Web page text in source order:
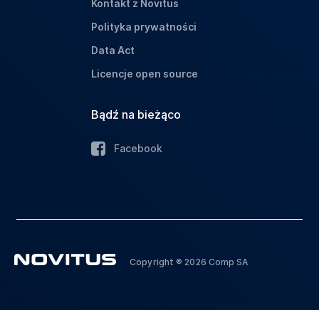
Kontakt z Novitus
Polityka prywatności
Data Act
Licencje open source
Bądź na bieżąco
Facebook
Copyright ® 2026 Comp SA